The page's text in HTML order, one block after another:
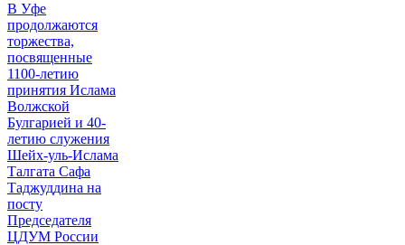
В Уфе
продолжаются
торжества,
посвященные
1100-летию
принятия Ислама
Волжской
Булгарией и 40-
летию служения
Шейх-уль-Ислама
Талгата Сафа
Таджуддина на
посту
Председателя
ЦДУМ России